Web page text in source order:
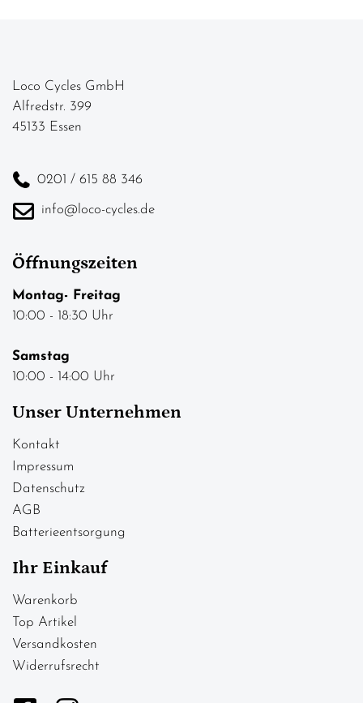
Loco Cycles GmbH
Alfredstr. 399
45133 Essen
0201 / 615 88 346
info@loco-cycles.de
Öffnungszeiten
Montag- Freitag
10:00 - 18:30 Uhr
Samstag
10:00 - 14:00 Uhr
Unser Unternehmen
Kontakt
Impressum
Datenschutz
AGB
Batterieentsorgung
Ihr Einkauf
Warenkorb
Top Artikel
Versandkosten
Widerrufsrecht